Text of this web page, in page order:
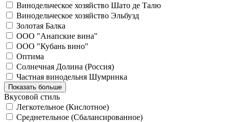
Винодельческое хозяйство Шато де Талю
Винодельческое хозяйство Эльбузд
Золотая Балка
ООО "Анапские вина"
ООО "Кубань вино"
Оптима
Солнечная Долина (Россия)
Частная винодельня Шумринка
Показать больше
Вкусовой стиль
Легкотельное (Кислотное)
Среднетельное (Сбалансированное)